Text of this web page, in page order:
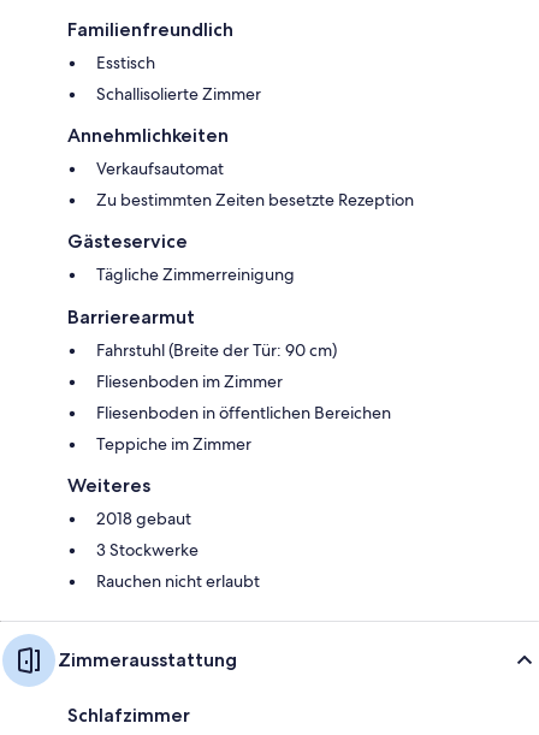
Familienfreundlich
Esstisch
Schallisolierte Zimmer
Annehmlichkeiten
Verkaufsautomat
Zu bestimmten Zeiten besetzte Rezeption
Gästeservice
Tägliche Zimmerreinigung
Barrierearmut
Fahrstuhl (Breite der Tür: 90 cm)
Fliesenboden im Zimmer
Fliesenboden in öffentlichen Bereichen
Teppiche im Zimmer
Weiteres
2018 gebaut
3 Stockwerke
Rauchen nicht erlaubt
Zimmerausstattung
Schlafzimmer